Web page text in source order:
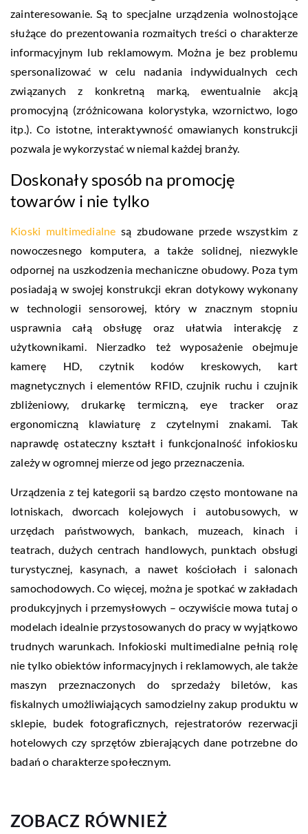
zainteresowanie. Są to specjalne urządzenia wolnostojące
służące do prezentowania rozmaitych treści o charakterze
informacyjnym lub reklamowym. Można je bez problemu
spersonalizować w celu nadania indywidualnych cech
związanych z konkretną marką, ewentualnie akcją
promocyjną (zróżnicowana kolorystyka, wzornictwo, logo
itp.). Co istotne, interaktywność omawianych konstrukcji
pozwala je wykorzystać w niemal każdej branży.
Doskonały sposób na promocję
towarów i nie tylko
Kioski multimedialne są zbudowane przede wszystkim z
nowoczesnego komputera, a także solidnej, niezwykle
odpornej na uszkodzenia mechaniczne obudowy. Poza tym
posiadają w swojej konstrukcji ekran dotykowy wykonany
w technologii sensorowej, który w znacznym stopniu
usprawnia całą obsługę oraz ułatwia interakcję z
użytkownikami. Nierzadko też wyposażenie obejmuje
kamerę HD, czytnik kodów kreskowych, kart
magnetycznych i elementów RFID, czujnik ruchu i czujnik
zbliżeniowy, drukarkę termiczną, eye tracker oraz
ergonomiczną klawiaturę z czytelnymi znakami. Tak
naprawdę ostateczny kształt i funkcjonalność infokiosku
zależy w ogromnej mierze od jego przeznaczenia.
Urządzenia z tej kategorii są bardzo często montowane na
lotniskach, dworcach kolejowych i autobusowych, w
urzędach państwowych, bankach, muzeach, kinach i
teatrach, dużych centrach handlowych, punktach obsługi
turystycznej, kasynach, a nawet kościołach i salonach
samochodowych. Co więcej, można je spotkać w zakładach
produkcyjnych i przemysłowych – oczywiście mowa tutaj o
modelach idealnie przystosowanych do pracy w wyjątkowo
trudnych warunkach. Infokioski multimedialne pełnią rolę
nie tylko obiektów informacyjnych i reklamowych, ale także
maszyn przeznaczonych do sprzedaży biletów, kas
fiskalnych umożliwiających samodzielny zakup produktu w
sklepie, budek fotograficznych, rejestratorów rezerwacji
hotelowych czy sprzętów zbierających dane potrzebne do
badań o charakterze społecznym.
ZOBACZ RÓWNIEŻ